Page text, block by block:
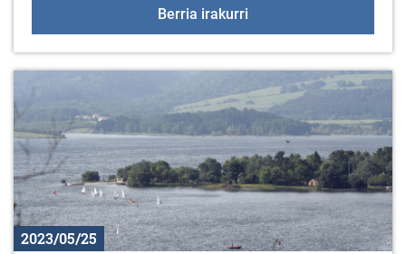
Berria irakurri
2023/05/25